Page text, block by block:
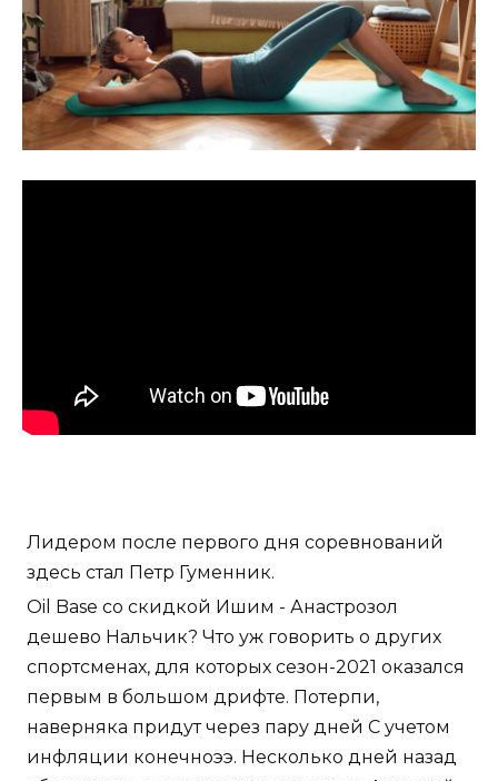
Лидером после первого дня соревнований
здесь стал Петр Гуменник.
Oil Base со скидкой Ишим - Анастрозол
дешево Нальчик? Что уж говорить о других
спортсменах, для которых сезон-2021 оказался
первым в большом дрифте. Потерпи,
наверняка придут через пару дней С учетом
инфляции конечноээ. Несколько дней назад